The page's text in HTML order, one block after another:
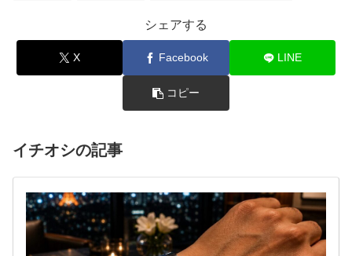
シェアする
X Facebook LINE
コピー
イチオシの記事